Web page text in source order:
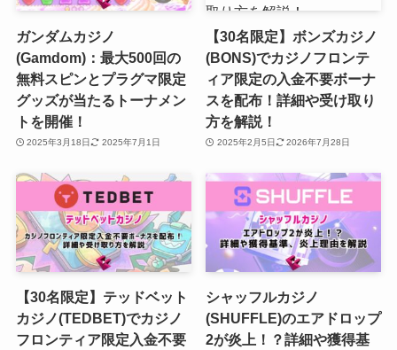
ガンダムカジノ
(Gamdom)：最大500回の
無料スピンとプラグマ限定
グッズが当たるトーナメン
トを開催！
2025年3月18日 2025年7月1日
【30名限定】ボンズカジノ
(BONS)でカジノフロンテ
ィア限定の入金不要ボーナ
スを配布！詳細や受け取り
方を解説！
2025年2月5日 2026年7月28日
【30名限定】テッドベット
カジノ(TEDBET)でカジノ
フロンティア限定入金不要
シャッフルカジノ
(SHUFFLE)のエアドロップ
2が炎上！？詳細や獲得基